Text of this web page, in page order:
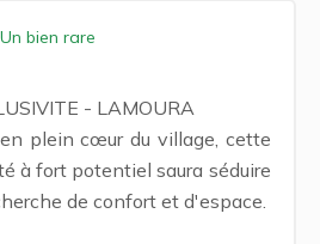
bien rare
- LAMOURA
plein cœur du village, cette
à fort potentiel saura séduire
de confort et d'espace.